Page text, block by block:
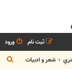
ورود
ثبت نام
شعر و ادبيات
س